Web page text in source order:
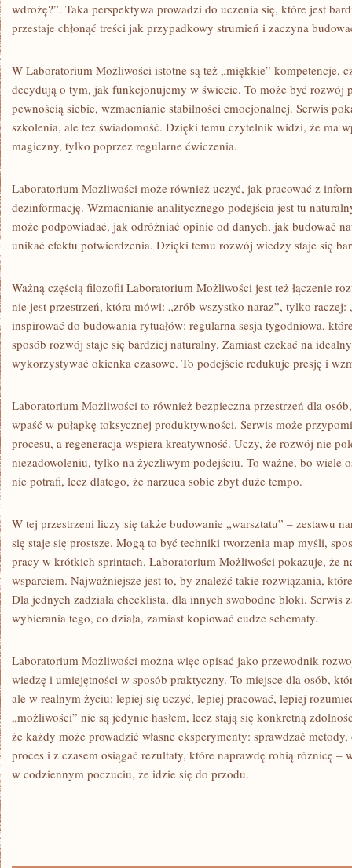
wdrożę?”. Taka perspektywa prowadzi do uczenia się, które jest
przestaje chłonąć treści jak przypadkowy strumień i zaczyna
W Laboratorium Możliwości istotne są też „miękkie” kompetencje,
decydują o tym, jak funkcjonujemy w świecie. To może być rozwój
pewnością siebie, wzmacnianie stabilności emocjonalnej. Serwis
szkolenia, ale też świadomość. Dzięki temu czytelnik widzi, że ma
magiczny, tylko poprzez regularne ćwiczenia.
Laboratorium Możliwości może również uczyć, jak pracować z
dezinformację. Wzmacnianie analitycznego podejścia jest tu
może podpowiadać, jak odróżniać opinie od danych, jak budować
unikać efektu potwierdzenia. Dzięki temu rozwój wiedzy staje się
Ważną częścią filozofii Laboratorium Możliwości jest też łączenie
nie jest przestrzeń, która mówi: „zrób wszystko naraz”, tylko raczej:
inspirować do budowania rytuałów: regularna sesja tygodniowa,
sposób rozwój staje się bardziej naturalny. Zamiast czekać na
wykorzystywać okienka czasowe. To podejście redukuje presję i
Laboratorium Możliwości to również bezpieczna przestrzeń dla
wpaść w pułapkę toksycznej produktywności. Serwis może
procesu, a regeneracja wspiera kreatywność. Uczy, że rozwój nie
niezadowoleniu, tylko na życzliwym podejściu. To ważne, bo wiele
nie potrafi, lecz dlatego, że narzuca sobie zbyt duże tempo.
W tej przestrzeni liczy się także budowanie „warsztatu” – zestawu
się staje się prostsze. Mogą to być techniki tworzenia map myśli,
pracy w krótkich sprintach. Laboratorium Możliwości pokazuje, że
wsparciem. Najważniejsze jest to, by znaleźć takie rozwiązania,
Dla jednych zadziała checklista, dla innych swobodne bloki. Serwis
wybierania tego, co działa, zamiast kopiować cudze schematy.
Laboratorium Możliwości można więc opisać jako przewodnik
wiedzę i umiejętności w sposób praktyczny. To miejsce dla osób,
ale w realnym życiu: lepiej się uczyć, lepiej pracować, lepiej
„możliwości” nie są jedynie hasłem, lecz stają się konkretną
że każdy może prowadzić własne eksperymenty: sprawdzać
proces i z czasem osiągać rezultaty, które naprawdę robią różnicę –
w codziennym poczuciu, że idzie się do przodu.